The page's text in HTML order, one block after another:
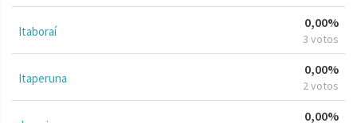
Itaboraí
0,00%
3 votos
Itaperuna
0,00%
2 votos
0,00%